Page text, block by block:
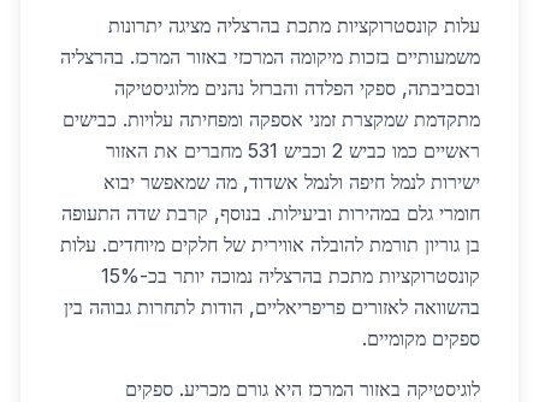
עלות קונסטרוקציות מתכת בהרצליה מציגה יתרונות
משמעותיים בזכות מיקומה המרכזי באזור המרכז. בהרצליה
ובסביבתה, ספקי הפלדה והברזל נהנים מלוגיסטיקה
מתקדמת שמקצרת זמני אספקה ומפחיתה עלויות. כבישים
ראשיים כמו כביש 2 וכביש 531 מחברים את האזור
ישירות לנמל חיפה ולנמל אשדוד, מה שמאפשר יבוא
חומרי גלם במהירות וביעילות. בנוסף, קרבת שדה התעופה
בן גוריון תורמת להובלה אווירית של חלקים מיוחדים. עלות
קונסטרוקציות מתכת בהרצליה נמוכה יותר בכ-15%
בהשוואה לאזורים פריפריאליים, הודות לתחרות גבוהה בין
ספקים מקומיים.
לוגיסטיקה באזור המרכז היא גורם מכריע. ספקים